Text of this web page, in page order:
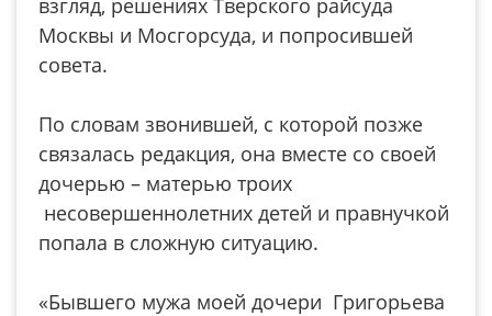
взгляд, решениях Тверского райсуда
Москвы и Мосгорсуда, и попросившей
совета.
По словам звонившей, с которой позже
связалась редакция, она вместе со своей
дочерью – матерью троих
несовершеннолетних детей и правнучкой
попала в сложную ситуацию.
«Бывшего мужа моей дочери Григорьева